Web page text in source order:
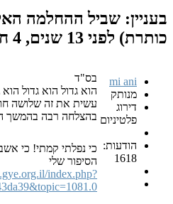
ההחלמה האישית שלי
4 חודשים
בס"ד
הוא גדול הוא גדול הוא גדול !!!
עשית את זה שלושה חודשים זה לא
בהצלחה רבה בהמשך הדרך!
כי נפלתי קמתי! כי אשב בחושך ה' אור
הסיפור שלי
forum.gye.org.il/index.php?